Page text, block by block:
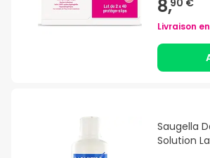
8,
Livraison en
Saugella
Solution